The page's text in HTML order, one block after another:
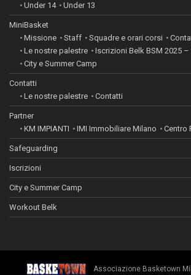
Under 14 Under 13
MiniBasket
Missione
Staff Squadre e orari corsi
Le nostre palestre
Iscrizioni Belk BSM 2025 –
City e Summer Camp
Contatti
Le nostre palestre
Contatti
Partner
KM IMPIANTI
IMI Immobiliare Milano Centro
Safeguarding
Iscrizioni
City e Summer Camp
Workout Belk
Associazione Basketown